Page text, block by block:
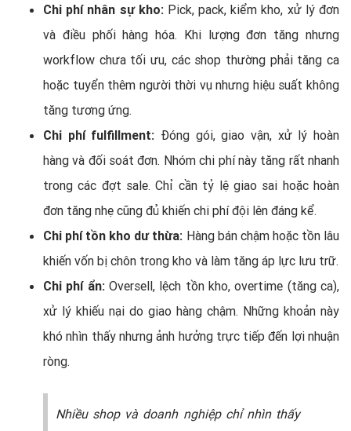
Chi phí nhân sự kho: Pick, pack, kiểm kho, xử lý đơn
và điều phối hàng hóa. Khi lượng đơn tăng nhưng
workflow chưa tối ưu, các shop thường phải tăng ca
hoặc tuyển thêm người thời vụ nhưng hiệu suất không
tăng tương ứng.
Chi phí fulfillment: Đóng gói, giao vận, xử lý hoàn
hàng và đối soát đơn. Nhóm chi phí này tăng rất nhanh
trong các đợt sale. Chỉ cần tỷ lệ giao sai hoặc hoàn
đơn tăng nhẹ cũng đủ khiến chi phí đội lên đáng kể.
Chi phí tồn kho dư thừa: Hàng bán chậm hoặc tồn lâu
khiến vốn bị chôn trong kho và làm tăng áp lực lưu trữ.
Chi phí ẩn: Oversell, lệch tồn kho, overtime (tăng ca),
xử lý khiếu nại do giao hàng chậm. Những khoản này
khó nhìn thấy nhưng ảnh hưởng trực tiếp đến lợi nhuận
ròng.
Nhiều shop và doanh nghiệp chỉ nhìn thấy